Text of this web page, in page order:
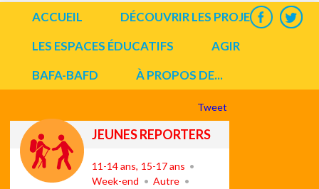
ACCUEIL
DÉCOUVRIR LES PROJETS
LES ESPACES ÉDUCATIFS
AGIR
BAFA-BAFD
À PROPOS DE...
Tweet
JEUNES REPORTERS
11-14 ans 15-17 ans
Week-end
Autre